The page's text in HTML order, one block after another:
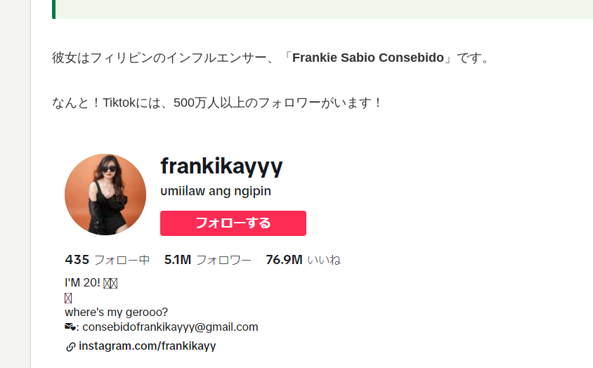
彼女はフィリピンのインフルエンサー、「 Frankie Sabio Consebido 」です。
なんと！Tiktokには、500万人以上のフォロワーがいます！